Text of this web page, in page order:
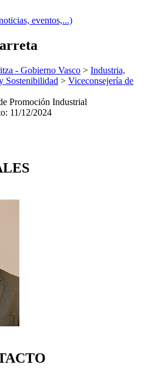
eventos,...)
- Gobierno Vasco > Industria,
Sostenibilidad > Viceconsejería de
Promoción Industrial
: 11/12/2024